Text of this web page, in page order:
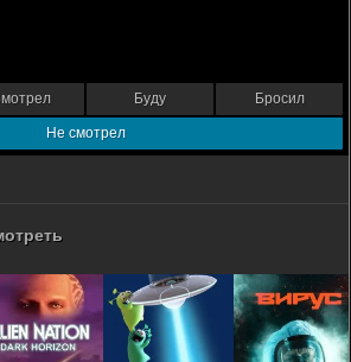
Буду Бросил
Не смотрел